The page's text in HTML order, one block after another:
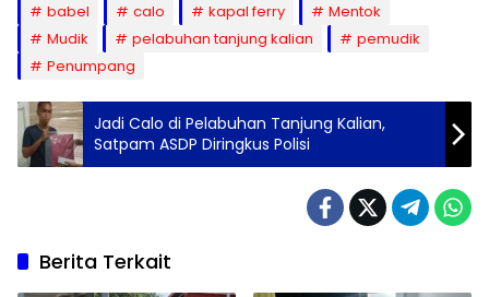
babel
calo kapal ferry
Mentok
Mudik
pelabuhan tanjung kalian
pemudik
Penumpang
Jadi Calo di Pelabuhan Tanjung Kalian,
Satpam ASDP Diringkus Polisi
Berita Terkait